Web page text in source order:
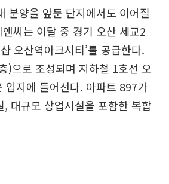
분양을 앞둔 단지에서도 이어질
씨는 이달 중 경기 오산 세교2
오산역아크시티’를 공급한다.
)으로 조성되며 지하철 1호선 오
입지에 들어선다. 아파트 897가
대규모 상업시설을 포함한 복합